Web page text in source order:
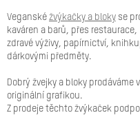
Pro
prodejce
Novinky
Veganské žvýkačky a bloky se
kaváren a barů, přes restaurace,
zdravé výživy, papírnictví,
dárkovými předměty.
Dobrý žvejky a bloky prodáváme
originální grafikou.
Z prodeje těchto žvýkaček